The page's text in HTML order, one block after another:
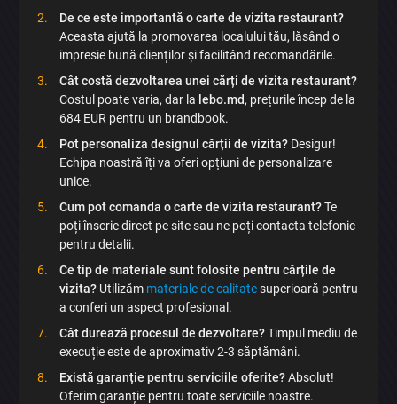
De ce este importantă o carte de vizita restaurant?
Aceasta ajută la promovarea localului tău, lăsând o
impresie bună clienților și facilitând recomandările.
Cât costă dezvoltarea unei cărți de vizita restaurant?
Costul poate varia, dar la lebo.md, prețurile încep de la
684 EUR pentru un brandbook.
Pot personaliza designul cărții de vizita? Desigur!
Echipa noastră îți va oferi opțiuni de personalizare
unice.
Cum pot comanda o carte de vizita restaurant?Te
poți înscrie direct pe site sau ne poți contacta telefonic
pentru detalii.
Ce tip de materiale sunt folosite pentru cărțile de
vizita? Utilizăm materiale de calitatesuperioară pentru
a conferi un aspect profesional.
Cât durează procesul de dezvoltare?Timpul mediu de
execuție este de aproximativ 2-3 săptămâni.
Există garanție pentru serviciile oferite?Absolut!
Oferim garanție pentru toate serviciile noastre.